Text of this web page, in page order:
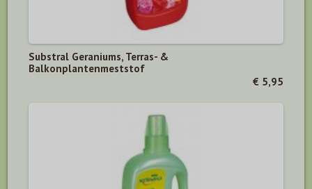
Substral Geraniums, Terras- &
Balkonplantenmeststof
€ 5,95